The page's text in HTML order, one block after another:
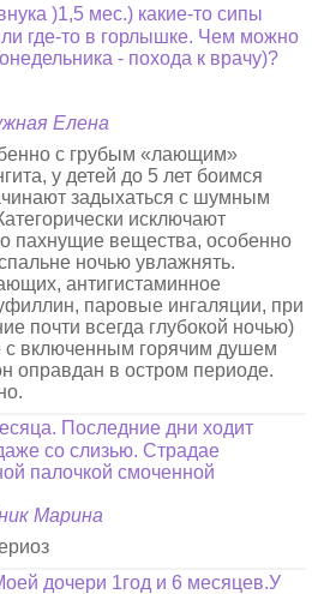
)1,5 мес.) какие-то сипы
где-то в горлышке. Чем можно
- похода к врачу)?
Елена
с грубым «лающим»
у детей до 5 лет боимся
задыхаться с шумным
исключают
пахнущие вещества, особенно
ночью увлажнять.
антигистаминное
паровые ингаляции, при
почти всегда глубокой ночью)
с включенным горячим душем
оправдан в остром периоде.
Последние дни ходит
со слизью. Страдае
палочкой смоченной
Марина
дочери 1год и 6 месяцев.У